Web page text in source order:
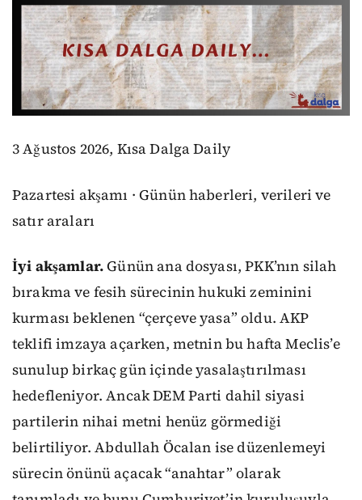
3 Ağustos 2026, Kısa Dalga Daily
Pazartesi akşamı · Günün haberleri, verileri ve
satır araları
İyi akşamlar.Günün ana dosyası, PKK’nın silah
bırakma ve fesih sürecinin hukuki zeminini
kurması beklenen “çerçeve yasa” oldu. AKP
teklifi imzaya açarken, metnin bu hafta Meclis’e
sunulup birkaç gün içinde yasalaştırılması
hedefleniyor. Ancak DEM Parti dahil siyasi
partilerin nihai metni henüz görmediği
belirtiliyor. Abdullah Öcalan ise düzenlemeyi
sürecin önünü açacak “anahtar” olarak